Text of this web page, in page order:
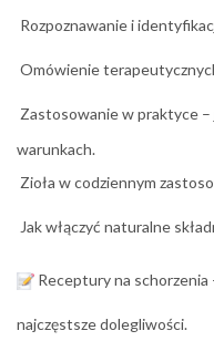
Rozpoznawanie i
Omówienie
Zastosowanie w praktyce
warunkach.
Zioła w codziennym
Jak włączyć naturalne
Receptury na
najczęstsze dolegliwości.